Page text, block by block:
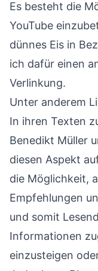
Es besteht die
YouTube
dünnes Eis in
ich dafür einen
Verlinkung.
Unter anderem
In ihren Texten
Benedikt Müller
diesen Aspekt
die Möglichkeit,
Empfehlungen
und somit
Informationen
einzusteigen